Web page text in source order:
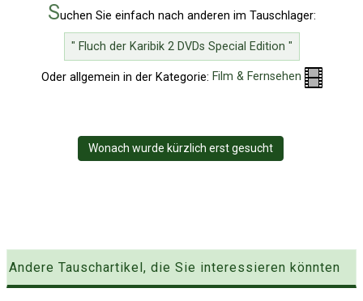
Suchen Sie einfach nach anderen im Tauschlager:
" Fluch der Karibik 2 DVDs Special Edition "
Oder allgemein in der Kategorie: Film & Fernsehen
Wonach wurde kürzlich erst gesucht
Andere Tauschartikel, die Sie interessieren könnten